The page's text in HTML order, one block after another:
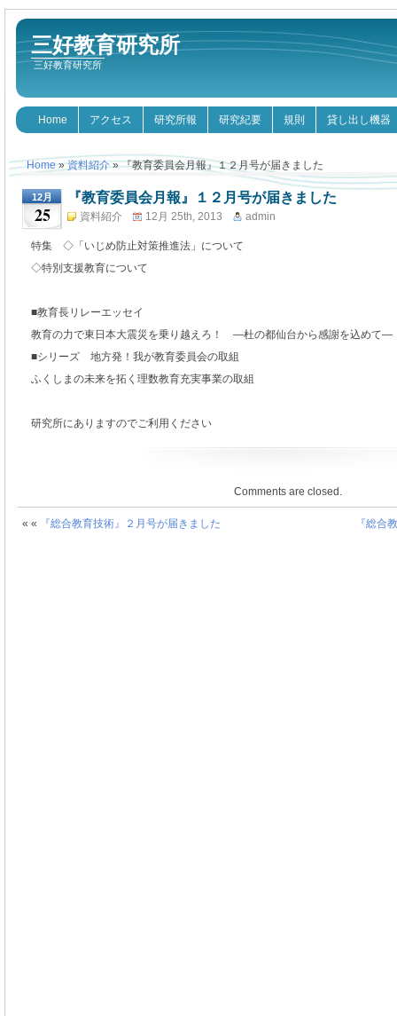
三好教育研究所
三好教育研究所
Home アクセス 研究所報 研究紀要 規則 貸し出し機器
Home»資料紹介» 『教育委員会月報』１２月号が届きました
12月
25
『教育委員会月報』１２月号が届きました
資料紹介 12月 25th, 2013 admin
特集 ◇「いじめ防止対策推進法」について
◇特別支援教育について
■教育長リレーエッセイ
教育の力で東日本大震災を乗り越えろ！ ―杜の都仙台から感謝を込めて―
■シリーズ 地方発！我が教育委員会の取組
ふくしまの未来を拓く理数教育充実事業の取組
研究所にありますのでご利用ください
Comments are closed.
« « 『総合教育技術』２月号が届きました 『総合